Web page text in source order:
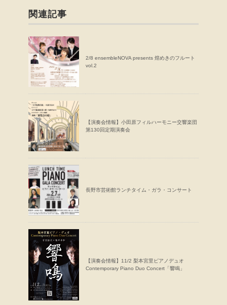
関連記事
2/8 ensembleNOVA presents 煌めきのフルート
vol.2
【演奏会情報】小田原フィルハーモニー交響楽団
第130回定期演奏会
長野市芸術館ランチタイム・ガラ・コンサート
【演奏会情報】11/2 梨本宮里ピアノデュオ
Contemporary Piano Duo Concert「響鳴」